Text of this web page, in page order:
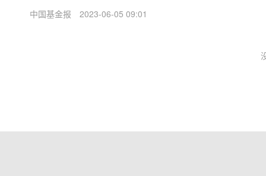
中国基金报
2023-06-05 09:01